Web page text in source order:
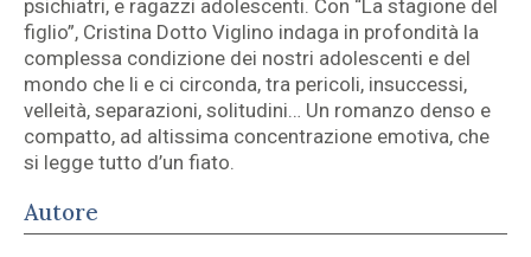
psichiatri, e ragazzi adolescenti. Con “La stagione del
figlio”, Cristina Dotto Viglino indaga in profondità la
complessa condizione dei nostri adolescenti e del
mondo che li e ci circonda, tra pericoli, insuccessi,
velleità, separazioni, solitudini… Un romanzo denso e
compatto, ad altissima concentrazione emotiva, che
si legge tutto d’un fiato.
Autore